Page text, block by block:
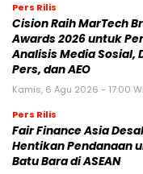
Pers Rilis
Cision Raih MarTech
Awards 2026 untuk
Analisis Media Sosial,
Pers, dan AEO
Kamis, 6 Agu 2026 - 17:00
Pers Rilis
Fair Finance Asia
Hentikan Pendanaan
Batu Bara di ASEAN